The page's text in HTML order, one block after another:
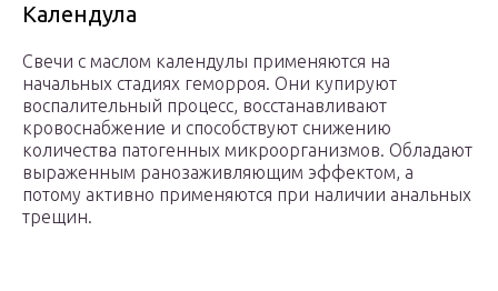
Календула
Свечи с маслом календулы применяются на
начальных стадиях геморроя. Они купируют
воспалительный процесс, восстанавливают
кровоснабжение и способствуют снижению
количества патогенных микроорганизмов. Обладают
выраженным ранозаживляющим эффектом, а
потому активно применяются при наличии анальных
трещин.